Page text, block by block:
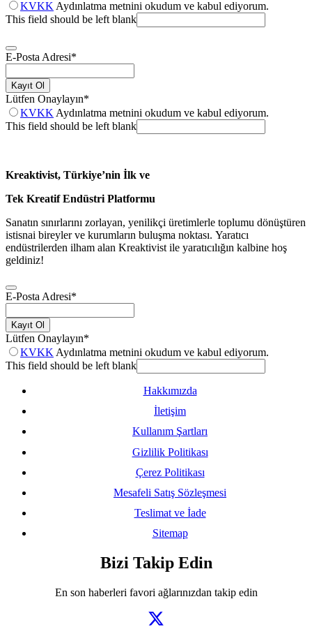
KVKK Aydınlatma metnini okudum ve kabul ediyorum.
This field should be left blank
E-Posta Adresi*
Kayıt Ol
Lütfen Onaylayın*
KVKK Aydınlatma metnini okudum ve kabul ediyorum.
This field should be left blank
Kreaktivist, Türkiye’nin İlk ve
Tek Kreatif Endüstri Platformu
Sanatın sınırlarını zorlayan, yenilikçi üretimlerle toplumu dönüştüren
istisnai bireyler ve kurumların buluşma noktası. Yaratıcı
endüstrilerden ilham alan Kreaktivist ile yaratıcılığın kalbine hoş
geldiniz!
E-Posta Adresi*
Kayıt Ol
Lütfen Onaylayın*
KVKK Aydınlatma metnini okudum ve kabul ediyorum.
This field should be left blank
Hakkımızda
İletişim
Kullanım Şartları
Gizlilik Politikası
Çerez Politikası
Mesafeli Satış Sözleşmesi
Teslimat ve İade
Sitemap
Bizi Takip Edin
En son haberleri favori ağlarınızdan takip edin